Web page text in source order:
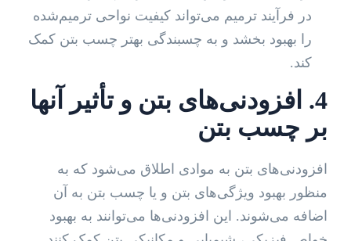
در فرآیند ترمیم می‌تواند کیفیت نواحی ترمیم‌شده
را بهبود بخشد و به چسبندگی بهتر چسب بتن کمک
کند.
4. افزودنی‌های بتن و تأثیر آنها
بر چسب بتن
افزودنی‌های بتن به موادی اطلاق می‌شود که به
منظور بهبود ویژگی‌های بتن و یا چسب بتن به آن
اضافه می‌شوند. این افزودنی‌ها می‌توانند به بهبود